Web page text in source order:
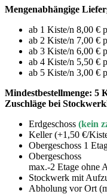
Mengenabhängige
ab 1 Kiste/n 8,00 €
ab 2 Kiste/n 7,00 €
ab 3 Kiste/n 6,00 €
ab 4 Kiste/n 5,50 €
ab 5 Kiste/n 3,00 €
Mindestbestellmenge: 5
Zuschläge bei
Erdgeschoss (kein
Keller(+1,50 €/
Obergeschoss 1
Obergeschoss
max.-2 Etage ohne
Stockwerk mit
Abholung vor Ort